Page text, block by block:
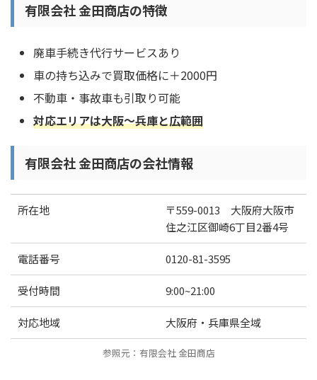
有限会社 金田商店の特徴
廃車手続き代行サービスあり
車の持ち込みで買取価格に＋2000円
不動車・事故車も引取り可能
対応エリアは大阪～兵庫と広範囲
有限会社 金田商店の会社情報
所在地
〒559-0013 大阪府大阪市
住之江区御崎6丁目2番4号
電話番号 0120-81-3595
受付時間 9:00~21:00
対応地域 大阪府・兵庫県全域
参照元：有限会社 金田商店